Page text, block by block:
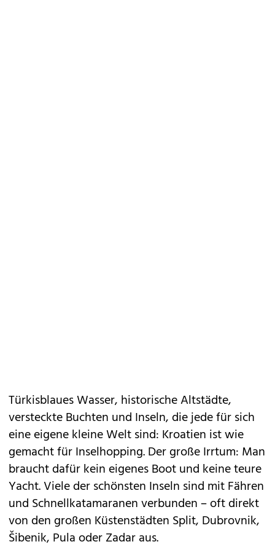
Türkisblaues Wasser, historische Altstädte,
versteckte Buchten und Inseln, die jede für sich
eine eigene kleine Welt sind: Kroatien ist wie
gemacht für Inselhopping. Der große Irrtum: Man
braucht dafür kein eigenes Boot und keine teure
Yacht. Viele der schönsten Inseln sind mit Fähren
und Schnellkatamaranen verbunden – oft direkt
von den großen Küstenstädten Split, Dubrovnik,
Šibenik, Pula oder Zadar aus.